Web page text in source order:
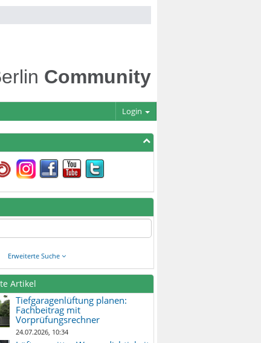
Community
Login
Erweiterte Suche
Artikel
Tiefgaragenlüftung planen:
Fachbeitrag mit
Vorprüfungsrechner
24.07.2026, 10:34